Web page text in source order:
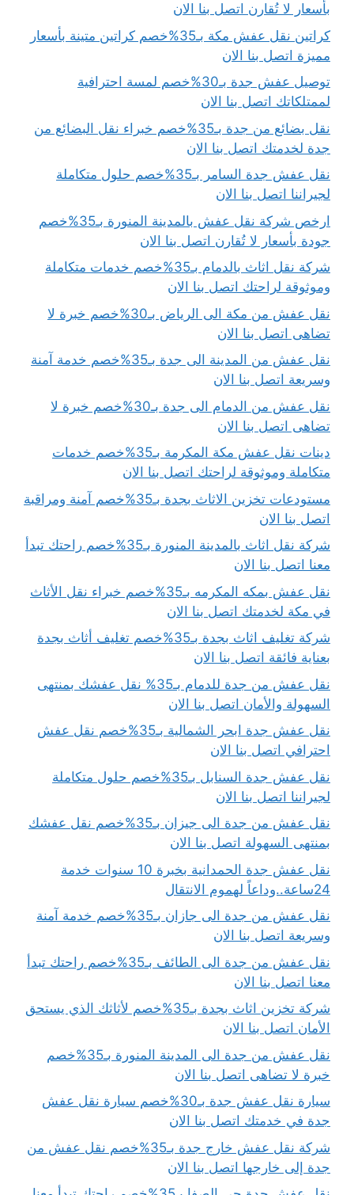
بأسعار لا تُقارن اتصل بنا الان
كراتين نقل عفش مكة بـ35%خصم كراتين متينة بأسعار
مميزة اتصل بنا الان
توصيل عفش جدة بـ30%خصم لمسة احترافية
لممتلكاتك اتصل بنا الان
نقل بضائع من جدة بـ35%خصم خبراء نقل البضائع من
جدة لخدمتك اتصل بنا الان
نقل عفش جدة السامر بـ35%خصم حلول متكاملة
لجيراننا اتصل بنا الان
ارخص شركة نقل عفش بالمدينة المنورة بـ35%خصم
جودة بأسعار لا تُقارن اتصل بنا الان
شركة نقل اثاث بالدمام بـ35%خصم خدمات متكاملة
وموثوقة لراحتك اتصل بنا الان
نقل عفش من مكة الى الرياض بـ30%خصم خبرة لا
تضاهى اتصل بنا الان
نقل عفش من المدينة الى جدة بـ35%خصم خدمة آمنة
وسريعة اتصل بنا الان
نقل عفش من الدمام الى جدة بـ30%خصم خبرة لا
تضاهى اتصل بنا الان
دينات نقل عفش مكة المكرمة بـ35%خصم خدمات
متكاملة وموثوقة لراحتك اتصل بنا الان
مستودعات تخزين الاثاث بجدة بـ35%خصم آمنة ومراقبة
اتصل بنا الان
شركة نقل اثاث بالمدينة المنورة بـ35%خصم راحتك تبدأ
معنا اتصل بنا الان
نقل عفش بمكه المكرمه بـ35%خصم خبراء نقل الأثاث
في مكة لخدمتك اتصل بنا الان
شركة تغليف اثاث بجدة بـ35%خصم تغليف أثاث بجدة
بعناية فائقة اتصل بنا الان
نقل عفش من جدة للدمام بـ35% نقل عفشك بمنتهى
السهولة والأمان اتصل بنا الان
نقل عفش جدة ابحر الشمالية بـ35%خصم نقل عفش
احترافي اتصل بنا الان
نقل عفش جدة السنابل بـ35%خصم حلول متكاملة
لجيراننا اتصل بنا الان
نقل عفش من جدة الى جيزان بـ35%خصم نقل عفشك
بمنتهى السهولة اتصل بنا الان
نقل عفش جدة الحمدانية بخبرة 10 سنوات خدمة
24ساعة..وداعاً لهموم الانتقال
نقل عفش من جدة الى جازان بـ35%خصم خدمة آمنة
وسريعة اتصل بنا الان
نقل عفش من جدة الى الطائف بـ35%خصم راحتك تبدأ
معنا اتصل بنا الان
شركة تخزين اثاث بجدة بـ35%خصم لأثاثك الذي يستحق
الأمان اتصل بنا الان
نقل عفش من جدة الى المدينة المنورة بـ35%خصم
خبرة لا تضاهى اتصل بنا الان
سيارة نقل عفش جدة بـ30%خصم سيارة نقل عفش
جدة في خدمتك اتصل بنا الان
شركة نقل عفش خارج جدة بـ35%خصم نقل عفش من
جدة إلى خارجها اتصل بنا الان